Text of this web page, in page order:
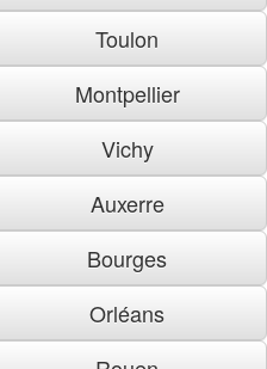
Toulon
Montpellier
Vichy
Auxerre
Bourges
Orléans